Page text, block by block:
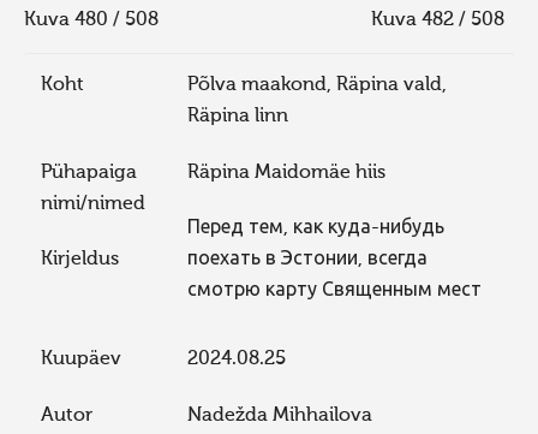
Kuva 480 / 508
Kuva 482 / 508
Koht
Põlva maakond, Räpina vald,
Räpina linn
Pühapaiga
nimi/nimed
Räpina Maidomäe hiis
Kirjeldus
Перед тем, как куда-нибудь
поехать в Эстонии, всегда
смотрю карту Священным мест
Kuupäev 2024.08.25
Autor Nadežda Mihhailova